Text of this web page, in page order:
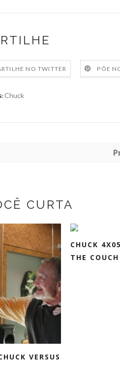
NO TWITTER PÕE
Chuck
CURTA
VERSUS
CHUCK
THE